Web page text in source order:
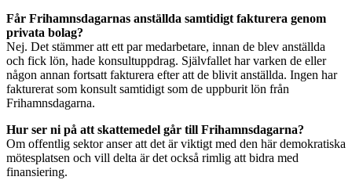
Får Frihamnsdagarnas anställda samtidigt fakturera genom
privata bolag?
Nej. Det stämmer att ett par medarbetare, innan de blev anställda
och fick lön, hade konsultuppdrag. Självfallet har varken de eller
någon annan fortsatt fakturera efter att de blivit anställda. Ingen har
fakturerat som konsult samtidigt som de uppburit lön från
Frihamnsdagarna.
Hur ser ni på att skattemedel går till Frihamnsdagarna?
Om offentlig sektor anser att det är viktigt med den här demokratiska
mötesplatsen och vill delta är det också rimlig att bidra med
finansiering.